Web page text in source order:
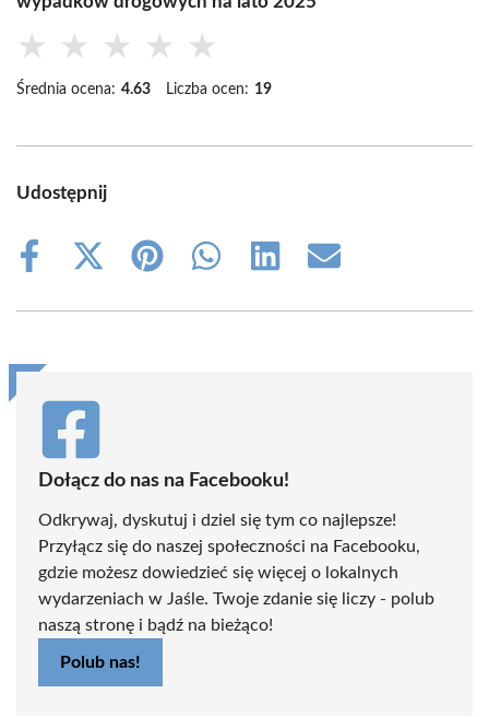
★ ★ ★ ★ ★
Średnia ocena: 4.63 Liczba ocen: 19
Udostępnij
Share
Share
(Twitter)
Share
Share
Share
Share
Dołącz do nas na Facebooku!
Odkrywaj, dyskutuj i dziel się tym co najlepsze!
Przyłącz się do naszej społeczności na Facebooku,
gdzie możesz dowiedzieć się więcej o lokalnych
wydarzeniach w Jaśle. Twoje zdanie się liczy - polub
naszą stronę i bądź na bieżąco!
Polub nas!